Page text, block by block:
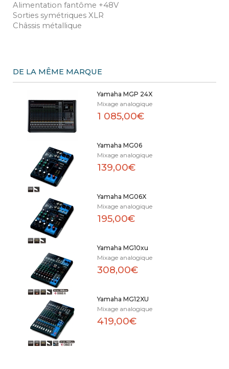
Alimentation fantôme +48V
Sorties symétriques XLR
Châssis métallique
DE LA MÊME MARQUE
Yamaha MGP 24X
Mixage analogique
1 085,00€
Yamaha MG06
Mixage analogique
139,00€
Yamaha MG06X
Mixage analogique
195,00€
Yamaha MG10xu
Mixage analogique
308,00€
Yamaha MG12XU
Mixage analogique
419,00€